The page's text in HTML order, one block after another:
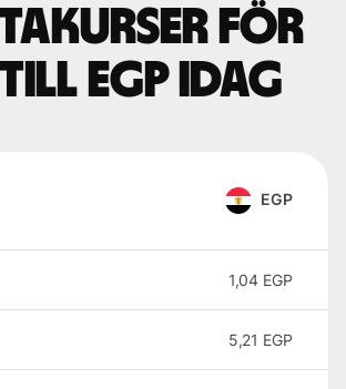
för
till EGP idag
EGP
1,04 EGP
5,21 EGP